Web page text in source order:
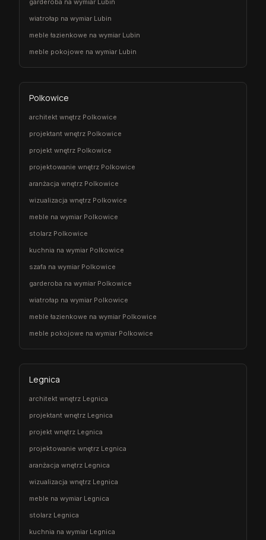
garderoba na wymiar Lubin
wiatrołap na wymiar Lubin
meble łazienkowe na wymiar Lubin
meble pokojowe na wymiar Lubin
Polkowice
architekt wnętrz Polkowice
projektant wnętrz Polkowice
projekt wnętrz Polkowice
projektowanie wnętrz Polkowice
aranżacja wnętrz Polkowice
wizualizacja wnętrz Polkowice
meble na wymiar Polkowice
stolarz Polkowice
kuchnia na wymiar Polkowice
szafa na wymiar Polkowice
garderoba na wymiar Polkowice
wiatrołap na wymiar Polkowice
meble łazienkowe na wymiar Polkowice
meble pokojowe na wymiar Polkowice
Legnica
architekt wnętrz Legnica
projektant wnętrz Legnica
projekt wnętrz Legnica
projektowanie wnętrz Legnica
aranżacja wnętrz Legnica
wizualizacja wnętrz Legnica
meble na wymiar Legnica
stolarz Legnica
kuchnia na wymiar Legnica